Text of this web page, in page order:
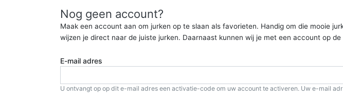
Nog geen account?
Maak een account aan om jurken op te slaan als favorieten. Handig om die mooie
wijzen je direct naar de juiste jurken. Daarnaast kunnen wij je met een account op
E-mail adres
U ontvangt op op dit e-mail adres een activatie-code om uw account te activeren. Uw e-mail